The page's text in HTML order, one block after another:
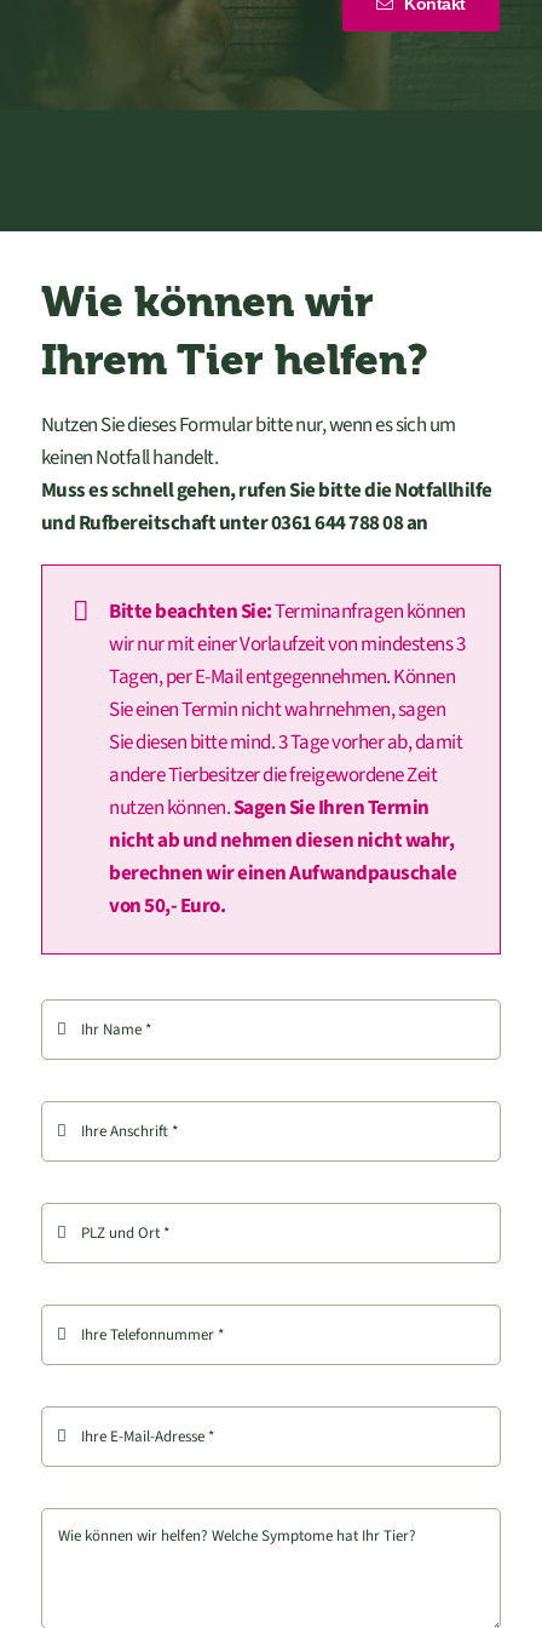
Wie können wir
Ihrem Tier helfen?
Nutzen Sie dieses Formular bitte nur, wenn es sich um
keinen Notfall handelt.
Muss es schnell gehen, rufen Sie bitte die Notfallhilfe
und Rufbereitschaft unter 0361 644 788 08 an
Bitte beachten Sie:Terminanfragen können
wir nur mit einer Vorlaufzeit von mindestens 3
Tagen, per E-Mail entgegennehmen. Können
Sie einen Termin nicht wahrnehmen, sagen
Sie diesen bitte mind. 3 Tage vorher ab, damit
andere Tierbesitzer die freigewordene Zeit
nutzen können.Sagen Sie Ihren Termin
nicht ab und nehmen diesen nicht wahr,
berechnen wir einen Aufwandpauschale
von 50,- Euro.